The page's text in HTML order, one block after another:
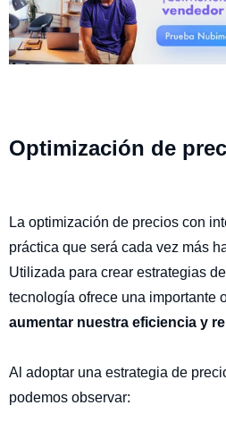
Optimización de
La optimización de precios con
práctica que será cada vez más
Utilizada para crear estrategias
tecnología ofrece una importante
aumentar nuestra eficiencia y
Al adoptar una estrategia de
podemos observar: